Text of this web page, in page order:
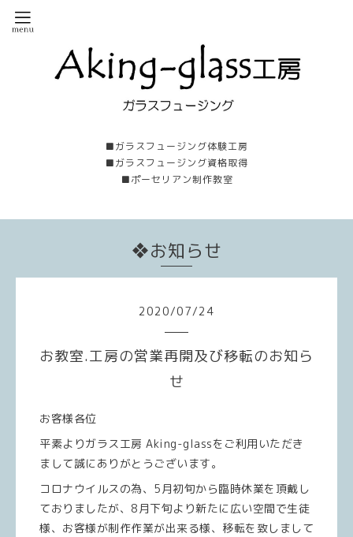
■ガラスフュージング体験工房
■ガラスフュージング資格取得
■ポーセリアン制作教室
❖お知らせ
2020/07/24
お教室.工房の営業再開及び移転のお知ら
せ
お客様各位
平素よりガラス工房 Aking-glassをご利用いただき
まして誠にありがとうございます。
コロナウイルスの為、5月初旬から臨時休業を頂戴し
ておりましたが、8月下旬より新たに広い空間で生徒
様、お客様が制作作業が出来る様、移転を致しまして